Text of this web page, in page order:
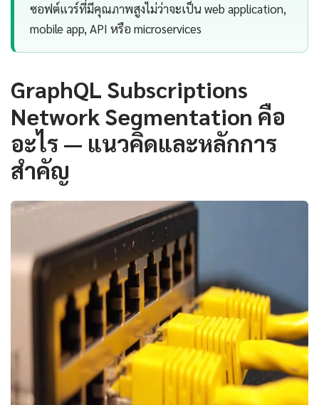
ซอฟต์แวร์ที่มีคุณภาพสูงไม่ว่าจะเป็น web application,
mobile app, API หรือ microservices
GraphQL Subscriptions
Network Segmentation คือ
อะไร — แนวคิดและหลักการ
สำคัญ